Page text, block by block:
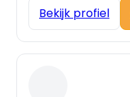
Bekijk profiel